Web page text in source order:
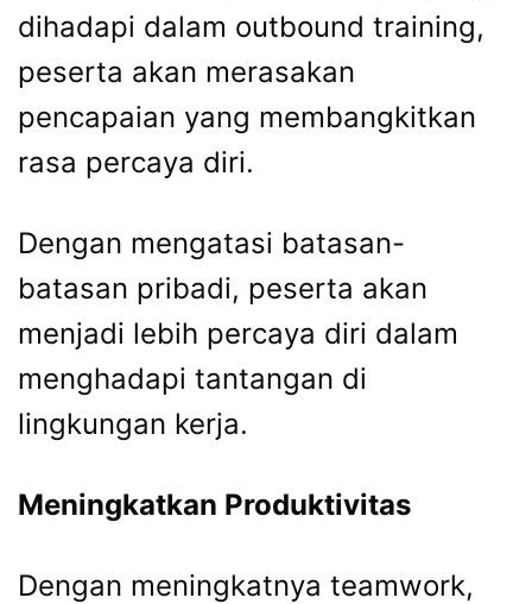
dihadapi dalam outbound training,
peserta akan merasakan
pencapaian yang membangkitkan
rasa percaya diri.
Dengan mengatasi batasan-
batasan pribadi, peserta akan
menjadi lebih percaya diri dalam
menghadapi tantangan di
lingkungan kerja.
Meningkatkan Produktivitas
Dengan meningkatnya teamwork,